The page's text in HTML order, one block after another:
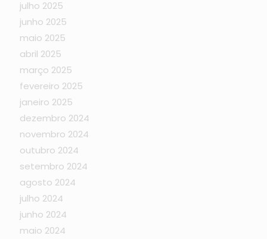
julho 2025
junho 2025
maio 2025
abril 2025
março 2025
fevereiro 2025
janeiro 2025
dezembro 2024
novembro 2024
outubro 2024
setembro 2024
agosto 2024
julho 2024
junho 2024
maio 2024